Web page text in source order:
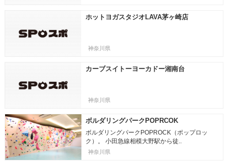
ホットヨガスタジオLAVA茅ヶ崎店
神奈川県
カーブスイトーヨーカドー湘南台
神奈川県
ボルダリングパークPOPRCOK
ボルダリングパークPOPROCK（ポップロッ
ク）。 小田急線相模大野駅から徒..
神奈川県